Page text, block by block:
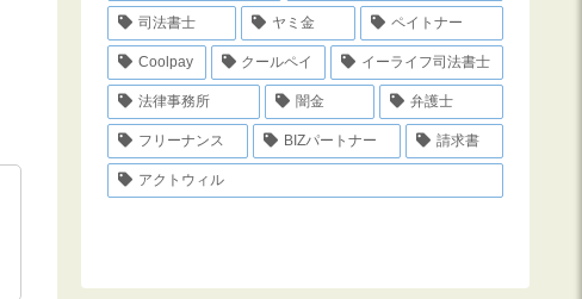
司法書士 ヤミ金 ペイトナー
Coolpay クールペイ イーライフ司法書士
法律事務所 闇金 弁護士
フリーナンス BIZパートナー 請求書
アクトウィル